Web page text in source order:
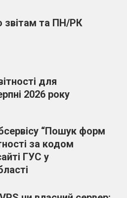
та ПН/РК
для
2026 року
“Пошук форм
за кодом
ГУС у